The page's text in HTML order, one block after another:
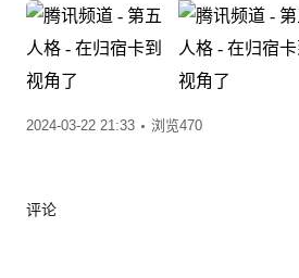
2024-03-22 21:33 浏览470
评论